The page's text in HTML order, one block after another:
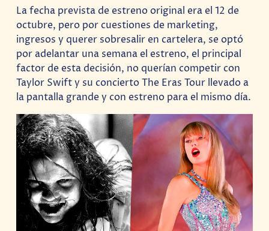
La fecha prevista de estreno original era el 12 de
octubre, pero por cuestiones de marketing,
ingresos y querer sobresalir en cartelera, se optó
por adelantar una semana el estreno, el principal
factor de esta decisión, no querían competir con
Taylor Swift y su concierto The Eras Tour llevado a
la pantalla grande y con estreno para el mismo día.